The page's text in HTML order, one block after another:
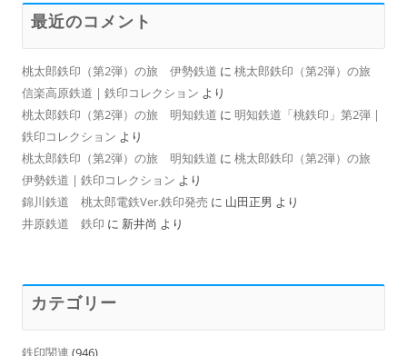
最近のコメント
桃太郎鉄印（第2弾）の旅 伊勢鉄道 に 桃太郎鉄印（第2弾）の旅
信楽高原鉄道 | 鉄印コレクション より
桃太郎鉄印（第2弾）の旅 明知鉄道 に 明知鉄道「桃鉄印」第2弾 |
鉄印コレクション より
桃太郎鉄印（第2弾）の旅 明知鉄道 に 桃太郎鉄印（第2弾）の旅
伊勢鉄道 | 鉄印コレクション より
錦川鉄道 桃太郎電鉄Ver.鉄印発売 に 山田正男 より
井原鉄道 鉄印 に 新井尚 より
カテゴリー
鉄印関連 (946)